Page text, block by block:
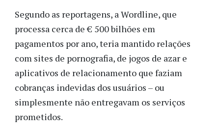
Segundo as reportagens, a Wordline, que
processa cerca de € 500 bilhões em
pagamentos por ano, teria mantido relações
com sites de pornografia, de jogos de azar e
aplicativos de relacionamento que faziam
cobranças indevidas dos usuários – ou
simplesmente não entregavam os serviços
prometidos.